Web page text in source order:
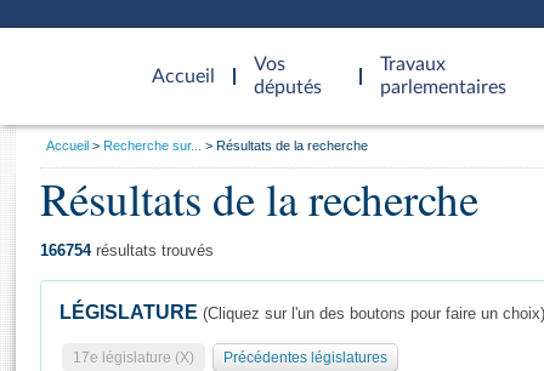
Accueil
d'accueil
Vos
députés
Travaux
parlementaires
Général
Vous
Accueil Recherche sur... Résultats de la recherche
Résultats de la recherche
166754résultats trouvés
LÉGISLATURE (Cliquez sur l'un des boutons pour faire un choix)
17e législature (X) Précédentes législatures